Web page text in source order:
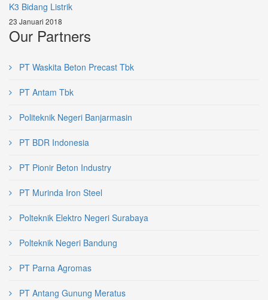
K3 Bidang Listrik
23 Januari 2018
Our Partners
PT Waskita Beton Precast Tbk
PT Antam Tbk
Politeknik Negeri Banjarmasin
PT BDR Indonesia
PT Pionir Beton Industry
PT Murinda Iron Steel
Polteknik Elektro Negeri Surabaya
Polteknik Negeri Bandung
PT Parna Agromas
PT Antang Gunung Meratus